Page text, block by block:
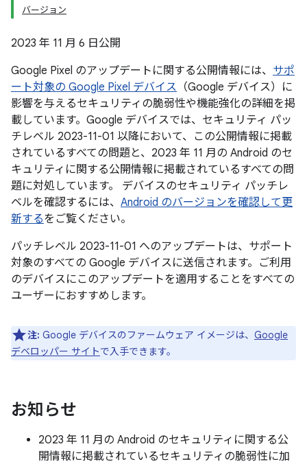
バージョン
2023 年 11 月 6 日公開
Google Pixel のアップデートに関する公開情報には、 サポ
ート対象の Google Pixel デバイス （Google デバイス）に
影響を与えるセキュリティの脆弱性や機能強化の詳細を掲
載しています。Google デバイスでは、セキュリティ パッ
チレベル 2023-11-01 以降において、この公開情報に掲載
されているすべての問題と、2023 年 11 月の Android のセ
キュリティに関する公開情報に掲載されているすべての問
題に対処しています。 デバイスのセキュリティ パッチレ
ベルを確認するには、 Android のバージョンを確認して更
新するをご覧ください。
パッチレベル 2023-11-01 へのアップデートは、サポート
対象のすべての Google デバイスに送信されます。ご利用
のデバイスにこのアップデートを適用することをすべての
ユーザーにおすすめします。
注: Google デバイスのファームウェア イメージは、 Google
デベロッパー サイトで入手できます。
お知らせ
2023 年 11 月の Android のセキュリティに関する公
開情報に掲載されているセキュリティの脆弱性に加